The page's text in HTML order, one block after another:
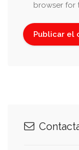
browser for